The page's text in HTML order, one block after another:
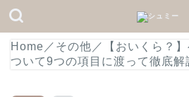
Home ／ その他 ／
【おいくら？
ついて9つの項目に渡って徹底解